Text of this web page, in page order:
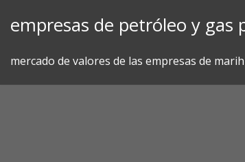
empresas de petróleo y gas
mercado de valores de las empresas de